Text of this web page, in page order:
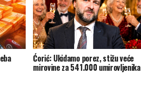
Ćorić: Ukidamo porez, stižu veće
mirovine za 541.000 umirovljenika